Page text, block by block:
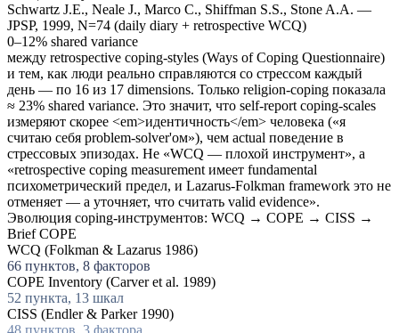
Schwartz J.E., Neale J., Marco C., Shiffman S.S., Stone A.A. —
JPSP, 1999, N=74 (daily diary + retrospective WCQ)
0–12% shared variance
между retrospective coping-styles (Ways of Coping Questionnaire)
и тем, как люди реально справляются со стрессом каждый
день — по 16 из 17 dimensions. Только religion-coping показала
≈ 23% shared variance. Это значит, что self-report coping-scales
измеряют скорее <em>идентичность</em> человека («я
считаю себя problem-solver'ом»), чем actual поведение в
стрессовых эпизодах. Не «WCQ — плохой инструмент», а
«retrospective coping measurement имеет fundamental
психометрический предел, и Lazarus-Folkman framework это не
отменяет — а уточняет, что считать valid evidence».
Эволюция coping-инструментов: WCQ → COPE → CISS →
Brief COPE
WCQ (Folkman & Lazarus 1986)
66 пунктов, 8 факторов
COPE Inventory (Carver et al. 1989)
52 пункта, 13 шкал
CISS (Endler & Parker 1990)
48 пунктов, 3 фактора